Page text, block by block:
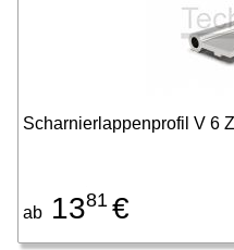
Scharnierlappenprofil V 6
ab 1381 €